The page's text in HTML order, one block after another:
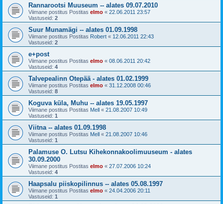
Rannarootsi Muuseum -- alates 09.07.2010
Viimane postitus Postitas elmo « 22.06.2011 23:57
Vastuseid: 2
Suur Munamägi -- alates 01.09.1998
Viimane postitus Postitas Robert « 12.06.2011 22:43
Vastuseid: 2
e+post
Viimane postitus Postitas elmo « 08.06.2011 20:42
Vastuseid: 4
Talvepealinn Otepää - alates 01.02.1999
Viimane postitus Postitas elmo « 31.12.2008 00:46
Vastuseid: 8
Koguva küla, Muhu -- alates 19.05.1997
Viimane postitus Postitas Mell « 21.08.2007 10:49
Vastuseid: 1
Viitna -- alates 01.09.1998
Viimane postitus Postitas Mell « 21.08.2007 10:46
Vastuseid: 1
Palamuse O. Lutsu Kihekonnakoolimuuseum - alates
30.09.2000
Viimane postitus Postitas elmo « 27.07.2006 10:24
Vastuseid: 4
Haapsalu piiskopilinnus -- alates 05.08.1997
Viimane postitus Postitas elmo « 24.04.2006 20:11
Vastuseid: 1